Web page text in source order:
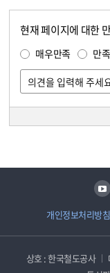
현재 페이지에 대한
매우만족 만족
개인정보처리방침
유튜브
상호 : 한국철도공사